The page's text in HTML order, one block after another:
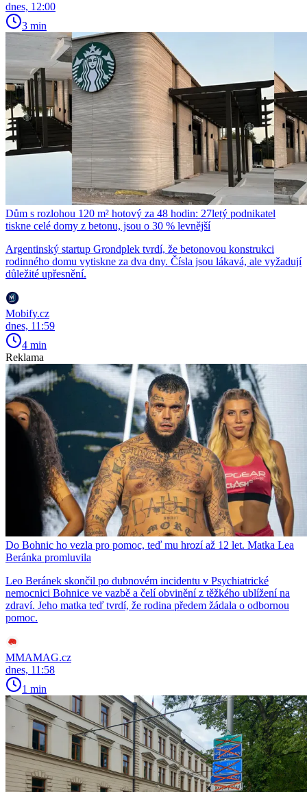
dnes, 12:00
3 min
Dům s rozlohou 120 m² hotový za 48 hodin: 27letý podnikatel
tiskne celé domy z betonu, jsou o 30 % levnější
Argentinský startup Grondplek tvrdí, že betonovou konstrukci
rodinného domu vytiskne za dva dny. Čísla jsou lákavá, ale vyžadují
důležité upřesnění.
Mobify.cz
dnes, 11:59
4 min
Reklama
Do Bohnic ho vezla pro pomoc, teď mu hrozí až 12 let. Matka Lea
Beránka promluvila
Leo Beránek skončil po dubnovém incidentu v Psychiatrické
nemocnici Bohnice ve vazbě a čelí obvinění z těžkého ublížení na
zdraví. Jeho matka teď tvrdí, že rodina předem žádala o odbornou
pomoc.
MMAMAG.cz
dnes, 11:58
1 min